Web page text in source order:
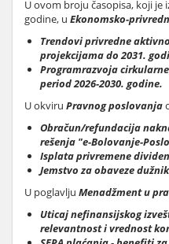
U ovom broju časopisa, koji je
godine, u Ekonomsko-
Trendovi privredne
projekcijama do 2031.
Programrazvoja
period 2026-2030. godine.
U okviru Pravnog poslovanja
Obračun/refundacija
rešenja "e-Bolovanje-
Isplata privremene
Jemstvo za obaveze
U poglavlju Menadžment u
Uticaj nefinansijskog
relevantnost i vrednost